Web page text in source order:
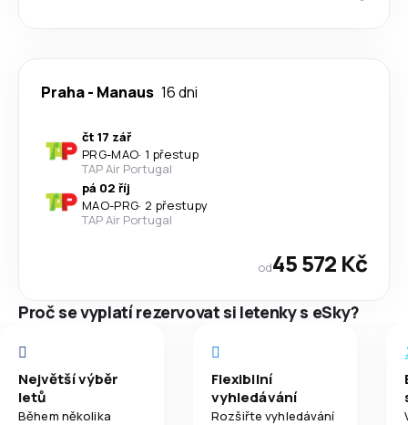
Praha- Manaus 16 dni
čt 17 zář
PRG-MAO· 1 přestup
TAP Air Portugal
pá 02 říj
MAO-PRG· 2 přestupy
TAP Air Portugal
od45 572 Kč
Proč se vyplatí rezervovat si letenky s eSky?
Největší výběr
letů
Během několika
Flexibilní
vyhledávání
Rozšiřte vyhledávání